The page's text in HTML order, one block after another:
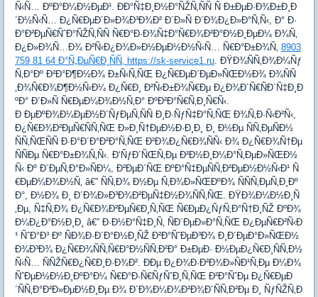
Ñ‹Ñ… ÐºÐ°Ð¼Ð½ÐµÐ¹. ÐÐ°Ñ‡Ð¸Ð½Ð°ÑŽÑ‚ÑÑ Ñ Ð±ÐµÐ·Ð¾Ð±Ð¸Ð
´Ð½Ñ‹Ñ… Ð¿Ñ€ÐµÐ´Ð»Ð¾Ð³Ð¾Ð² Ð´Ð»Ñ Ð´Ð¾Ð¿Ð»Ð°Ñ‚Ñ‹, Ð° Ð·
Ð°Ð²ÐµÑ€ÑˆÐ°ÑŽÑ‚ÑÑ Ñ€Ð°Ð·Ð¾Ñ‡Ð°Ñ€Ð¾Ð²Ð°Ð½Ð¸ÐµÐ¼ Ð¾Ñ‚
Ð¿Ð»Ð¾Ñ…Ð¾ Ð²Ñ‹Ð¿Ð¾Ð»Ð½ÐµÐ½Ð½Ñ‹Ñ… Ñ€Ð°Ð±Ð¾Ñ‚ 8903
759 81 64 Ð°Ñ„ÐµÑ€Ð¸ÑÑ‚ https://sk-service1.ru. ÐŸÐ¾ÑÑ‚Ð¾Ð¼Ñƒ
Ñ‚Ð°Ðº Ð²Ð°Ð¶Ð½Ð¾ Ð±Ñ‹Ñ‚ÑŒ Ð¿Ñ€ÐµÐ´ÐµÐ»ÑŒÐ½Ð¾ Ð¾ÑÑ
‚Ð¾Ñ€Ð¾Ð¶Ð½Ñ‹Ð¼ Ð¿Ñ€Ð¸ Ð²Ñ‹Ð±Ð¾Ñ€Ðµ Ð¿Ð¾Ð´Ñ€ÑÐ´Ñ‡Ð¸Ð
ºÐ° Ð´Ð»Ñ Ñ€ÐµÐ¼Ð¾Ð½Ñ‚Ð° ÐºÐ²Ð°Ñ€Ñ‚Ð¸Ñ€Ñ‹.
Ð ÐµÐºÐ¾Ð¼ÐµÐ½Ð´ÑƒÐµÑ‚ÑÑ Ð¸Ð·ÑƒÑ‡Ð°Ñ‚ÑŒ Ð¾Ñ‚Ð·Ñ‹Ð²Ñ‹,
Ð¿Ñ€Ð¾Ð²ÐµÑ€ÑÑ‚ÑŒ Ð»Ð¸Ñ†ÐµÐ½Ð·Ð¸Ð¸ Ð¸ Ð½Ðµ ÑÑ‚ÐµÑÐ½
ÑÑ‚ÑŒÑÑ Ð·Ð°Ð´Ð°Ð²Ð°Ñ‚ÑŒ Ð²Ð¾Ð¿Ñ€Ð¾ÑÑ‹ Ð¾ Ð¿Ñ€Ð¾Ñ†Ðµ
ÑÑÐµ Ñ€Ð°Ð±Ð¾Ñ‚Ñ‹. Ð‘ÑƒÐ´ÑŒÑ‚Ðµ Ð²Ð½Ð¸Ð¼Ð°Ñ‚ÐµÐ»ÑŒÐ½
Ñ‹ Ðº Ð´ÐµÑ‚Ð°Ð»ÑÐ¼, Ð²ÐµÐ´ÑŒ ÐºÐ°Ñ‡ÐµÑÑ‚Ð²ÐµÐ½Ð½Ñ‹Ð¹ Ñ
€ÐµÐ¼Ð¾Ð½Ñ‚ â€” ÑÑ‚Ð¾ Ð½Ðµ Ñ‚Ð¾Ð»ÑŒÐºÐ¾ ÑÑÑ‚ÐµÑ‚Ð¸Ðº
Ð°, Ð½Ð¾ Ð¸ Ð´Ð¾Ð»Ð³Ð¾Ð²ÐµÑ‡Ð½Ð¾ÑÑ‚ÑŒ. ÐŸÐ¾Ð¼Ð½Ð¸Ñ
‚Ðµ, Ñ‡Ñ‚Ð¾ Ð¿Ñ€Ð¾Ð²ÐµÑ€Ð¸Ñ‚ÑŒ Ñ€ÐµÐ¿ÑƒÑ‚Ð°Ñ†Ð¸ÑŽ ÐºÐ¾
Ð¼Ð¿Ð°Ð½Ð¸Ð¸ â€” Ð·Ð½Ð°Ñ‡Ð¸Ñ‚ ÑÐ´ÐµÐ»Ð°Ñ‚ÑŒ Ð¿ÐµÑ€Ð²Ñ‹Ð
¹ ÑˆÐ°Ð³ Ðº ÑÐ¾Ð·Ð´Ð°Ð½Ð¸ÑŽ Ð²Ð°ÑˆÐµÐ³Ð¾ Ð¸Ð´ÐµÐ°Ð»ÑŒÐ½
Ð¾Ð³Ð¾ Ð¿Ñ€Ð¾ÑÑ‚Ñ€Ð°Ð½ÑÑ‚Ð²Ð° Ð±ÐµÐ· Ð½ÐµÐ¿Ñ€Ð¸ÑÑ‚Ð½
Ñ‹Ñ… ÑÑŽÑ€Ð¿Ñ€Ð¸Ð·Ð¾Ð². ÐÐµ Ð¿Ð¾Ð·Ð²Ð¾Ð»ÑÐ¹Ñ‚Ðµ Ð¼Ð¾
ÑˆÐµÐ½Ð½Ð¸ÐºÐ°Ð¼ Ñ€Ð°Ð·Ñ€ÑƒÑˆÐ¸Ñ‚ÑŒ Ð²Ð°ÑˆÐµ Ð¿Ñ€ÐµÐ
´ÑÑ‚Ð°Ð²Ð»ÐµÐ½Ð¸Ðµ Ð¾ Ð´Ð¾Ð¼Ð¾Ð²Ð¾Ð´ÑÑ‚Ð²Ðµ Ð¸ ÑƒÑŽÑ‚Ð